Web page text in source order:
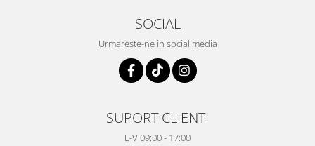
SOCIAL
Urmareste-ne in social media
SUPORT CLIENTI
L-V 09:00 - 17:00